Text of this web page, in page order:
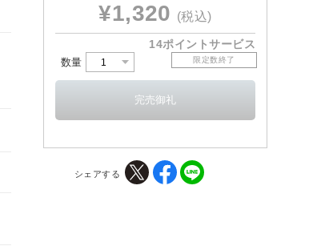
¥1,320 (税込)
14ポイントサービス
数量 限定数終了
シェアする